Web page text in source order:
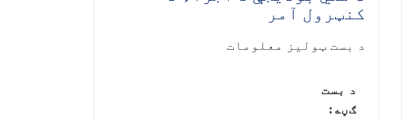
کنټرول آمر
د بست ټولیز معلومات
د بست
ګڼه: